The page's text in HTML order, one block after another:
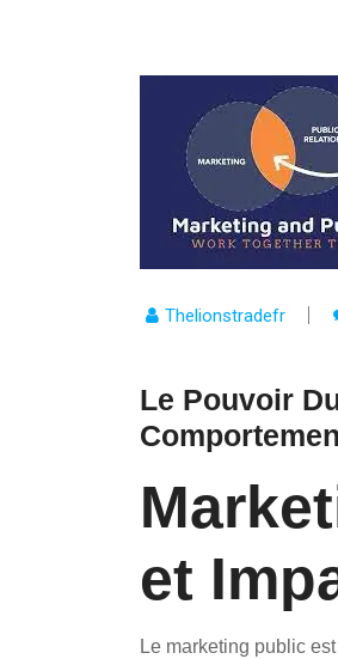
Thelionstradefr
Le Pouvoir
et
Le marketing public